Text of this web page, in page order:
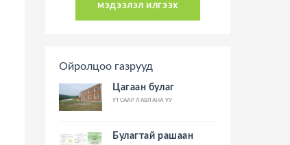
мэдээлэл илгээх
Ойролцоо газрууд
Цагаан булаг
УТСААР ЛАВЛАНА УУ
Булагтай рашаан